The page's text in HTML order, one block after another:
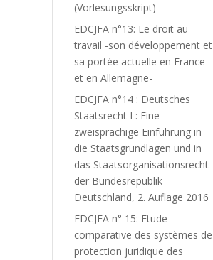
(Vorlesungsskript)
EDCJFA n°13: Le droit au
travail -son développement et
sa portée actuelle en France
et en Allemagne-
EDCJFA n°14 : Deutsches
Staatsrecht I : Eine
zweisprachige Einführung in
die Staatsgrundlagen und in
das Staatsorganisationsrecht
der Bundesrepublik
Deutschland, 2. Auflage 2016
EDCJFA n° 15: Etude
comparative des systèmes de
protection juridique des